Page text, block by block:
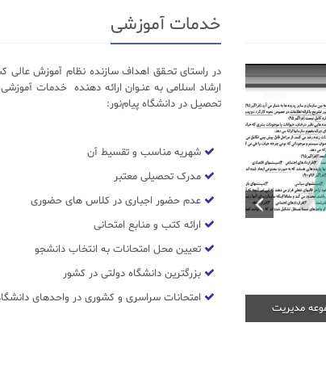
مدیریت
خدمات آموزشی
در راستای تحـقق اهداف سازنده نظام آموزش عالی
ارشاد اسلامی به عنـوان ارائه دهنده خدمات
تحصیل در دانشگاه پیام‌نور:
شهریه مناسب و تقسیط آن
مدرک تحصیلی معتبر
عدم حضور اجباری در کلاس های حضوری
ارائه کتب و منابع امتحانی
تعیین محل امتحانات به انتخاب دانشجو
بزرگترین دانشگاه دولتی در کشور
امتحانات سراسری و کشوری در واحدهای